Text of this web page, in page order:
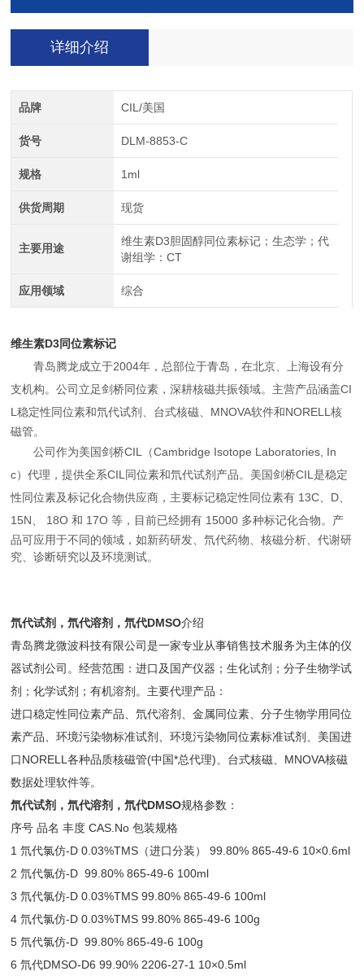
详细介绍
品牌 CIL/美国
货号 DLM-8853-C
规格 1ml
供货周期 现货
主要用途
维生素D3胆固醇同位素标记；生态学；代
谢组学：CT
应用领域 综合
维生素D3同位素标记
青岛腾龙成立于2004年，总部位于青岛，在北京、上海设有分
支机构。公司立足剑桥同位素，深耕核磁共振领域。主营产品涵盖CI
L稳定性同位素和氘代试剂、台式核磁、 MNOVA软件和NORELL核
磁管。
公司作为美国剑桥CIL （Cambridge Isotope Laboratories, In
c）代理，提供全系CIL 同位素和氘代试剂产品。美国剑桥CIL是稳定
性同位素及标记化合物供应商，主要标记稳定性同位素有 13C D
15N
18O和 17O等，目前已经拥有 15000 多种标记化合物。产
品可应用于不同的领域，如新药研发、氘代药物、核磁分析、代谢研
究、诊断研究以及环境测试。
氘代试剂，氘代溶剂，氘代DMSO介绍
青岛腾龙微波科技有限公司是一家专业从事销售技术服务为主体的仪
器试剂公司。经营范围：进口及国产仪器；生化试剂；分子生物学试
剂；化学试剂；有机溶剂。主要代理产品：
进口稳定性同位素产品、氘代溶剂、金属同位素、分子生物学用同位
素产品、环境污染物标准试剂、环境污染物同位素标准试剂、美国进
口NORELL各种品质核磁管(中国*总代理)、台式核磁、MNOVA核磁
数据处理软件等。
氘代试剂，氘代溶剂，氘代DMSO规格参数：
序号 品名 丰度 CAS.No 包装规格
1 氘代氯仿-D 0.03%TMS（进口分装） 99.80% 865-49-6 10×0.6ml
2 氘代氯仿-D 99.80% 865-49-6 100ml
3 氘代氯仿-D 0.03%TMS 99.80% 865-49-6 100ml
4 氘代氯仿-D 0.03%TMS 99.80% 865-49-6 100g
5 氘代氯仿-D 99.80% 865-49-6 100g
6 氘代DMSO-D6 99.90% 2206-27-1 10×0.5ml